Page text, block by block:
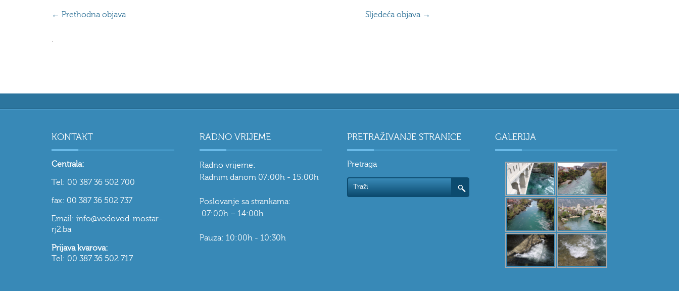
← Prethodna objava Sljedeća objava →
KONTAKT
Centrala:
Tel: 00 387 36 502 700
fax: 00 387 36 502 737
Email: info@vodovod-mostar-
rj2.ba
Prijava kvarova:
Tel: 00 387 36 502 717
RADNO VRIJEME
Radno vrijeme:
Radnim danom 07:00h - 15:00h
Poslovanje sa strankama:
07:00h – 14:00h
Pauza: 10:00h - 10:30h
PRETRAŽIVANJE STRANICE
Pretraga
GALERIJA